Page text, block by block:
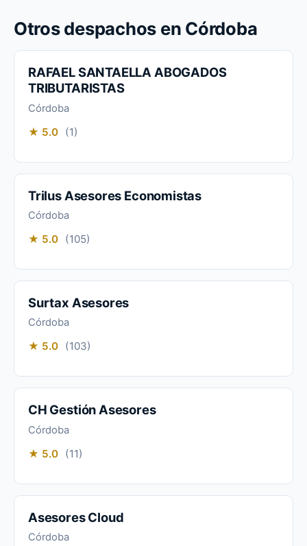
Otros despachos en Córdoba
RAFAEL SANTAELLA ABOGADOS
TRIBUTARISTAS
Córdoba
★ 5.0 (1)
Trilus Asesores Economistas
Córdoba
★ 5.0 (105)
Surtax Asesores
Córdoba
★ 5.0 (103)
CH Gestión Asesores
Córdoba
★ 5.0 (11)
Asesores Cloud
Córdoba